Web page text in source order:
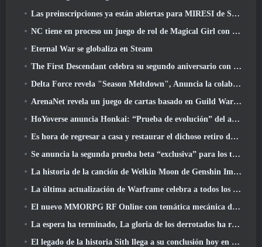
Las preinscripciones ya están abiertas para MIRESI de Smilegate: Futuro invisible
NC tiene en proceso un juego de rol de Magical Girl con un estilo artístico inspirado en el anime de los 90
Eternal War se globaliza en Steam
The First Descendant celebra su segundo aniversario con Descendant Fest 2026 Arroyo
Delta Force revela "Season Meltdown", Anuncia la colaboración de Rainbow Six Siege
ArenaNet revela un juego de cartas basado en Guild Wars, Atado a la niebla
HoYoverse anuncia Honkai: “Prueba de evolución” del anime Nexus
Es hora de regresar a casa y restaurar el dichoso retiro donde se encuentran los vientos
Se anuncia la segunda prueba beta “exclusiva” para los tomadores de tiempo del shooter de supervivencia en equipo
La historia de la canción de Welkin Moon de Genshin Impact llega y termina.. en la luna
La última actualización de Warframe celebra a todos los papás espaciales
El nuevo MMORPG RF Online con temática mecánica de Netmarble se lanza a nivel mundial
La espera ha terminado, La gloria de los derrotados ha regresado
El legado de la historia Sith llega a su conclusión hoy en la última actualización de SWTOR